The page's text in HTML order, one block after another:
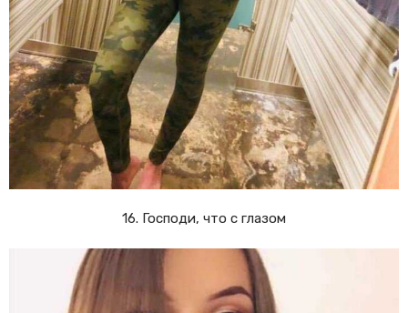
16. Господи, что с глазом